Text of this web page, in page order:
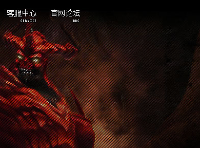
帐号注册
交易中心
安全中心
防沉迷修改
客服通道
VIP大客户